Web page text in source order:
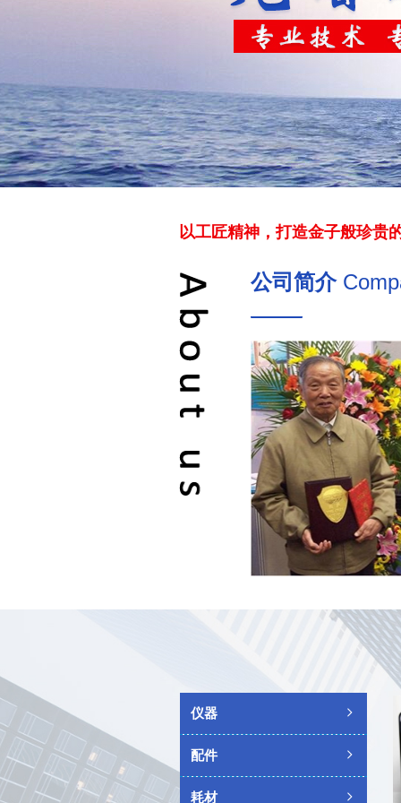
以工匠精神，打造金子般珍贵
公司简介
ꁇ
仪器
ꁇ
配件
ꁇ
耗材